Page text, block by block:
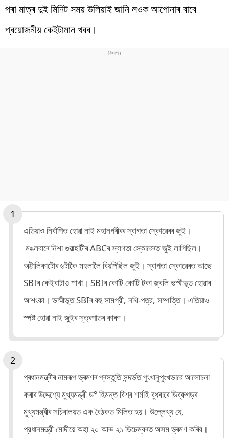
পৰা মাত্ৰ দুই মিনিট সময় উলিয়াই জানি লওক আপোনাৰ বাবে
প্ৰয়োজনীয় কেইটামান খবৰ।
এতিয়াও নিৰ্বাপিত হোৱা নাই মহানগৰীৰৰ স্বাগতা স্কোৱেৰৰ জুই।
মঙলবাৰে নিশা গুৱাহাটীৰ ABCৰ স্বাগতা স্কোৱেৰত জুই লাগিছিল।
অট্টালিকাটোৰ ৬টাকৈ মহলালৈ বিয়পিছিল জুই। স্বাগতা স্কোৱেৰত আছে
SBIৰ কেইবাটাও শাখা। SBIৰ কোটি কোটি টকা জ্বলি ভস্মীভূত হোৱাৰ
আশংকা। ভস্মীভূত SBIৰ বহু সামগ্রী, নথি-পত্র, সম্পত্তি। এতিয়াও
স্পষ্ট হোৱা নাই জুইৰ সূত্ৰপাতৰ কাৰণ।
প্ৰধানমন্ত্ৰীৰ নামৰূপ ভ্ৰমণৰ প্ৰস্তুতি সন্দৰ্ভত পুংখানুপুংখভাৱে আলোচনা
কৰাৰ উদ্দেশ্যে মুখ্যমন্ত্রী ড° হিমন্ত বিশ্ব শর্মাই বুধবাৰে ডিব্ৰুগড়ৰ
মুখ্যমন্ত্ৰীৰ সচিবালয়ত এক বৈঠকত মিলিত হয়। উল্লেখ্য যে,
প্রধানমন্ত্রী মোদীয়ে অহা ২০ আৰু ২১ ডিচেম্বৰত অসম ভ্ৰমণ কৰিব।